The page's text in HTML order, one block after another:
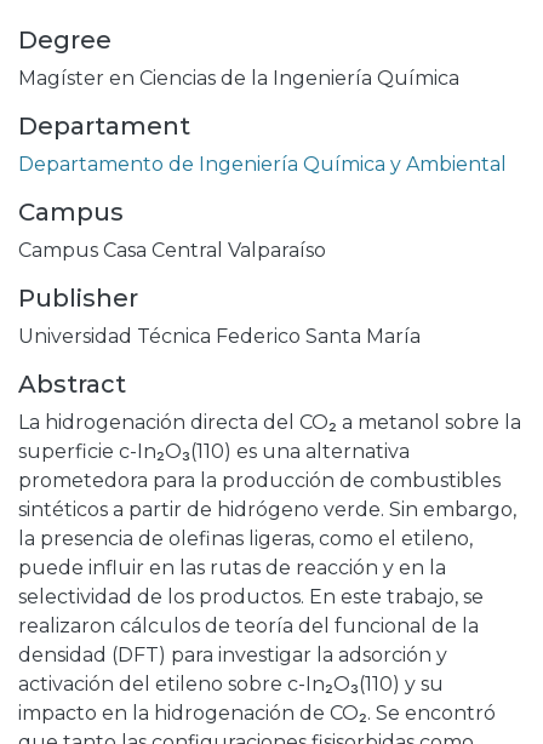
Degree
Magíster en Ciencias de la Ingeniería Química
Departament
Departamento de Ingeniería Química y Ambiental
Campus
Campus Casa Central Valparaíso
Publisher
Universidad Técnica Federico Santa María
Abstract
La hidrogenación directa del CO₂ a metanol sobre la
superficie c-In₂O₃(110) es una alternativa
prometedora para la producción de combustibles
sintéticos a partir de hidrógeno verde. Sin embargo,
la presencia de olefinas ligeras, como el etileno,
puede influir en las rutas de reacción y en la
selectividad de los productos. En este trabajo, se
realizaron cálculos de teoría del funcional de la
densidad (DFT) para investigar la adsorción y
activación del etileno sobre c-In₂O₃(110) y su
impacto en la hidrogenación de CO₂. Se encontró